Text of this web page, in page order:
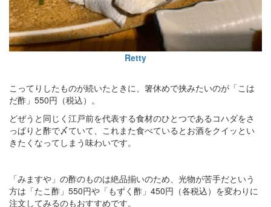
Retty
こってりしたものが続いたときに、箸休めで挟みたいのが「こは
だ酢」550円（税込）。
どぜうと同じく江戸前を代表する食材のひとつであるコハダをさ
っぱりと酢で〆ていて、これまた食べているとお酒をクイッとい
きたくなってしまう味わいです。
「みますや」の酢のものは絶品揃いのため、光物が苦手だという
方は「たこ酢」550円や「もずく酢」450円（各税込）を変わりに
注文してみるのもおすすめです。